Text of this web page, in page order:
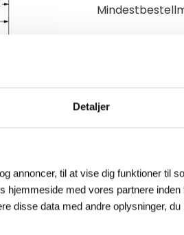
Detaljer
annoncer, til at vise dig funktioner til
hjemmeside med vores partnere
disse data med andre oplysninger,